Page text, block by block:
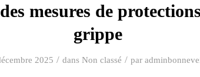
mesures de
grippe
2025 / dans Non classé / par